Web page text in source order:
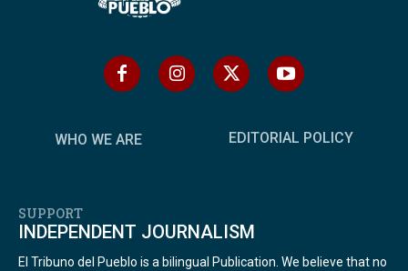
WHO WE ARE EDITORIAL POLICY
SUPPORT
INDEPENDENT JOURNALISM
El Tribuno del Pueblo is a bilingual Publication. We believe that no